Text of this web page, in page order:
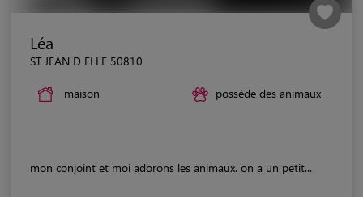
Léa
ST JEAN D ELLE 50810
maison possède des animaux
mon conjoint et moi adorons les animaux. on a un petit...